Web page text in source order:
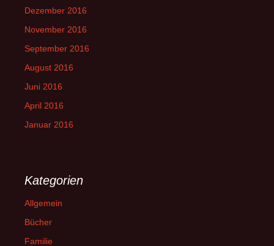
Dezember 2016
November 2016
September 2016
August 2016
Juni 2016
April 2016
Januar 2016
Kategorien
Allgemein
Bücher
Familie